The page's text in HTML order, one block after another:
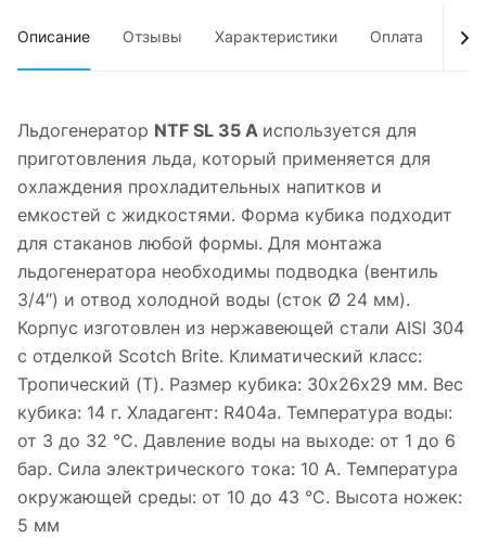
Описание Отзывы Характеристики Оплата
Льдогенератор NTF SL 35 A используется для
приготовления льда, который применяется для
охлаждения прохладительных напитков и
емкостей с жидкостями. Форма кубика подходит
для стаканов любой формы. Для монтажа
льдогенератора необходимы подводка (вентиль
3/4″) и отвод холодной воды (сток Ø 24 мм).
Корпус изготовлен из нержавеющей стали AISI 304
с отделкой Scotch Brite. Климатический класс:
Тропический (T). Размер кубика: 30х26х29 мм. Вес
кубика: 14 г. Хладагент: R404a. Температура воды:
от 3 до 32 °C. Давление воды на выходе: от 1 до 6
бар. Сила электрического тока: 10 A. Температура
окружающей среды: от 10 до 43 °C. Высота ножек:
5 мм